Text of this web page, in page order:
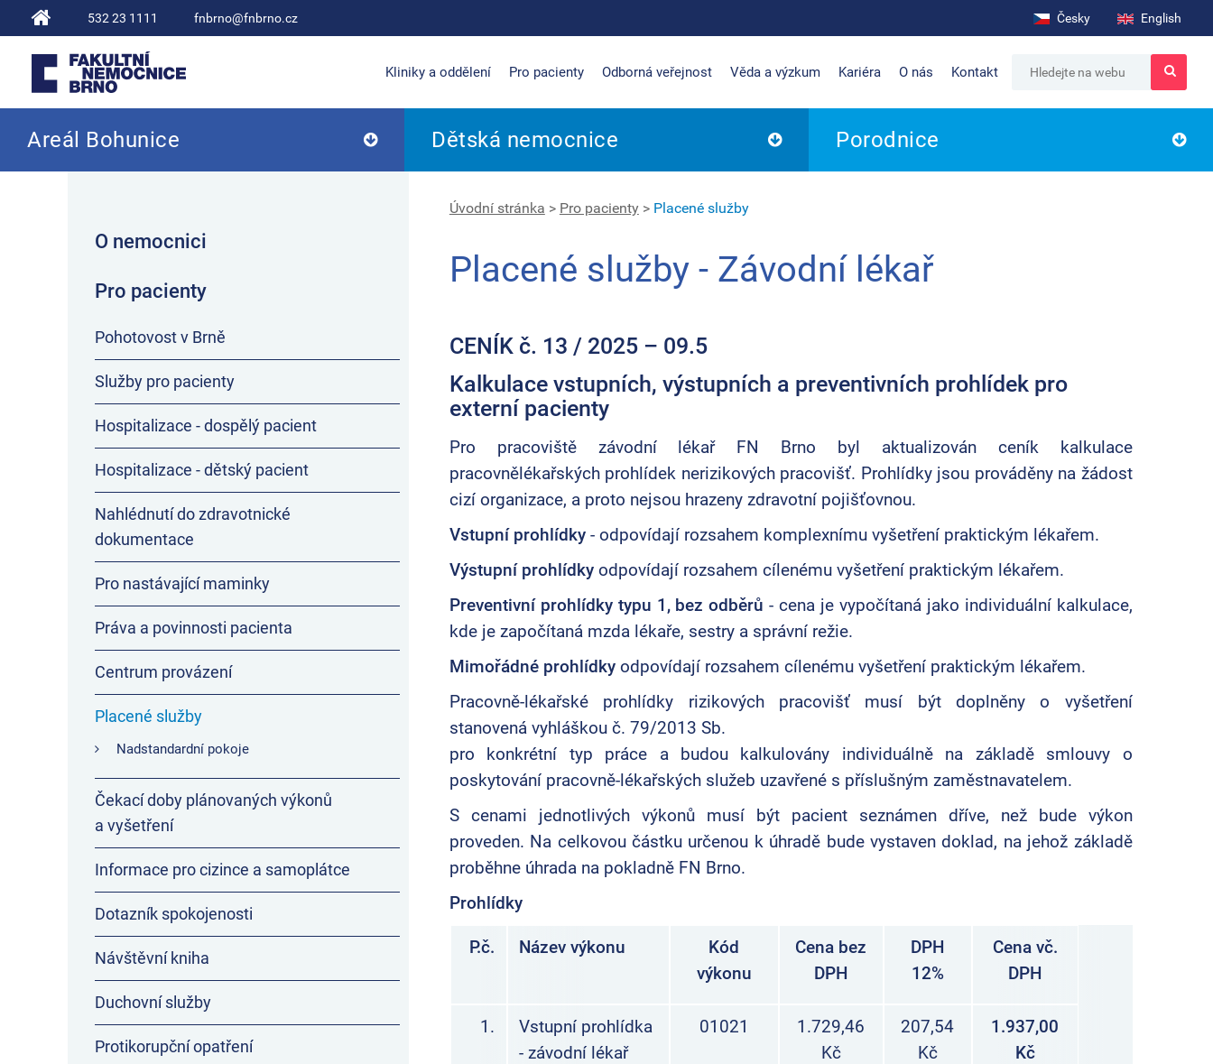
532 23 1111 fnbrno@fnbrno.cz Česky English
Fakultní nemocnice Brno
Kliniky a oddělení Pro pacienty Odborná veřejnost Věda a výzkum Kariéra O nás Kontakt
Areál Bohunice Dětská nemocnice Porodnice
Úvodní stránka > Pro pacienty> Placené služby
Placené služby - Závodní lékař
CENÍK č. 13 / 2025 – 09.5
Kalkulace vstupních, výstupních a preventivních prohlídek pro
externí pacienty
Pro pracoviště závodní lékař FN Brno byl aktualizován ceník kalkulace
pracovnělékařských prohlídek nerizikových pracovišť. Prohlídky jsou prováděny na žádost
cizí organizace, a proto nejsou hrazeny zdravotní pojišťovnou.
Vstupní prohlídky - odpovídají rozsahem komplexnímu vyšetření praktickým lékařem.
Výstupní prohlídky odpovídají rozsahem cílenému vyšetření praktickým lékařem.
Preventivní prohlídky typu 1, bez odběrů - cena je vypočítaná jako individuální kalkulace,
kde je započítaná mzda lékaře, sestry a správní režie.
Mimořádné prohlídky odpovídají rozsahem cílenému vyšetření praktickým lékařem.
Pracovně-lékařské prohlídky rizikových pracovišť musí být doplněny o vyšetření
stanovená vyhláškou č. 79/2013 Sb.
pro konkrétní typ práce a budou kalkulovány individuálně na základě smlouvy o
poskytování pracovně-lékařských služeb uzavřené s příslušným zaměstnavatelem.
S cenami jednotlivých výkonů musí být pacient seznámen dříve, než bude výkon
proveden. Na celkovou částku určenou k úhradě bude vystaven doklad, na jehož základě
proběhne úhrada na pokladně FN Brno.
Prohlídky
P.č. Název výkonu
Kód
výkonu
Cena bez
DPH
DPH
12%
Cena vč.
DPH
1.
Vstupní prohlídka
- závodní lékař
01021
1.729,46
Kč
207,54
Kč
1.937,00
Kč
O nemocnici
Pro pacienty
Pohotovost v Brně
Služby pro pacienty
Hospitalizace - dospělý pacient
Hospitalizace - dětský pacient
Nahlédnutí do zdravotnické
dokumentace
Pro nastávající maminky
Práva a povinnosti pacienta
Centrum provázení
Placené služby
Nadstandardní pokoje
Čekací doby plánovaných výkonů
a vyšetření
Informace pro cizince a samoplátce
Dotazník spokojenosti
Návštěvní kniha
Duchovní služby
Protikorupční opatření